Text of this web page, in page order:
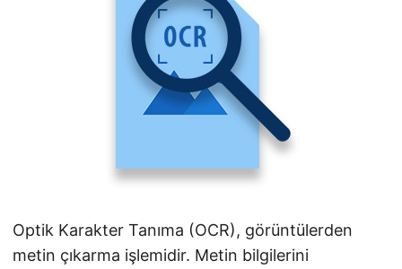
Optik Karakter Tanıma (OCR), görüntülerden
metin çıkarma işlemidir. Metin bilgilerini